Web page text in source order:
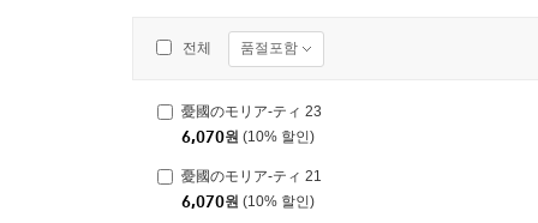
전체 품절포함
憂國のモリア-ティ 23
6,070원 (10% 할인)
憂國のモリア-ティ 21
6,070원 (10% 할인)